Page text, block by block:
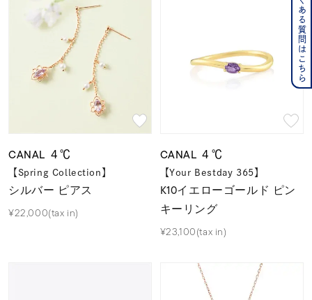
CANAL ４℃
【Spring Collection】
シルバー ピアス
¥22,000(tax in)
CANAL ４℃
【Your Bestday 365】
K10イエローゴールド ピン
キーリング
¥23,100(tax in)
よくある質問はこちら